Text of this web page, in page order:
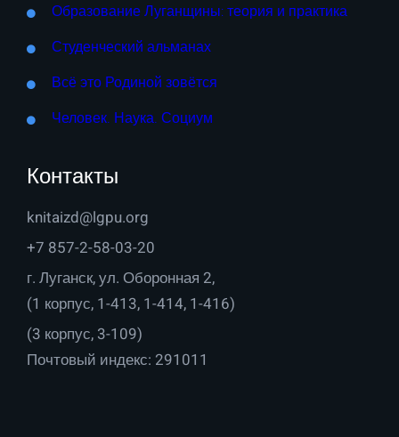
Образование Луганщины: теория и практика
Студенческий альманах
Всё это Родиной зовётся
Человек. Наука. Социум
Контакты
knitaizd@lgpu.org
+7 857-2-58-03-20
г. Луганск, ул. Оборонная 2,
(1 корпус, 1-413, 1-414, 1-416)
(3 корпус, 3-109)
Почтовый индекс: 291011